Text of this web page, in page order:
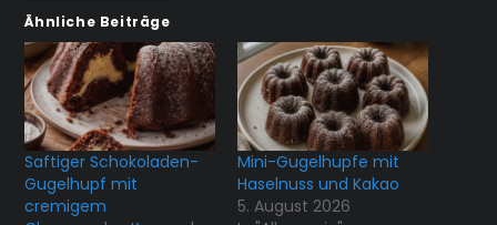
Ähnliche Beiträge
Saftiger Schokoladen-
Gugelhupf mit
cremigem
Mini-Gugelhupfe mit
Haselnuss und Kakao
5. August 2026